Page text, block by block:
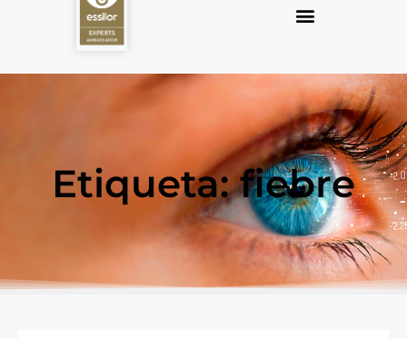
Etiqueta: fiebre